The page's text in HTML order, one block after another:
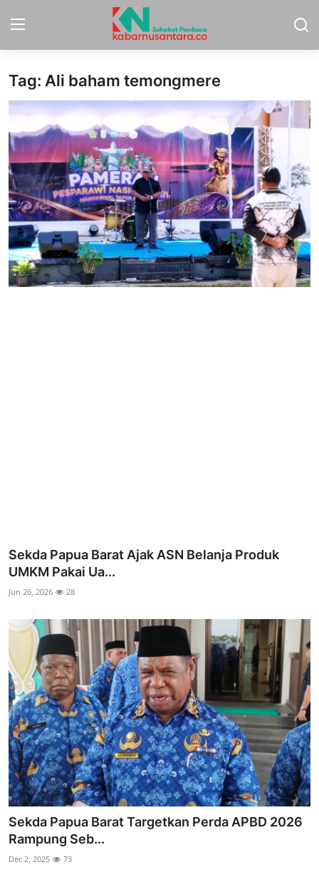
Home
Nasional
More
Daerah
Politik
Hukum
Tag: Ali baham temongmere
Sekda Papua Barat Ajak ASN Belanja Produk
UMKM Pakai Ua...
Jun 26, 2026 28
Sekda Papua Barat Targetkan Perda APBD 2026
Rampung Seb...
Dec 2, 2025 73